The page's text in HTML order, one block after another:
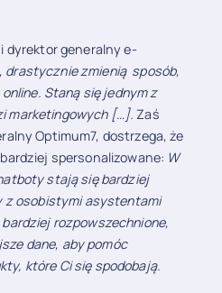
dyrektor generalny e-
zmienią sposób,
Staną się jednym z
marketingowych […].Zaś
Optimum7, dostrzega, że
spersonalizowane: W
stają się bardziej
z osobistymi asystentami
rozpowszechnione,
dane, aby pomóc
które Ci się spodobają.